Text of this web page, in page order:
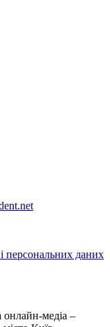
персональних даних
онлайн-медіа –